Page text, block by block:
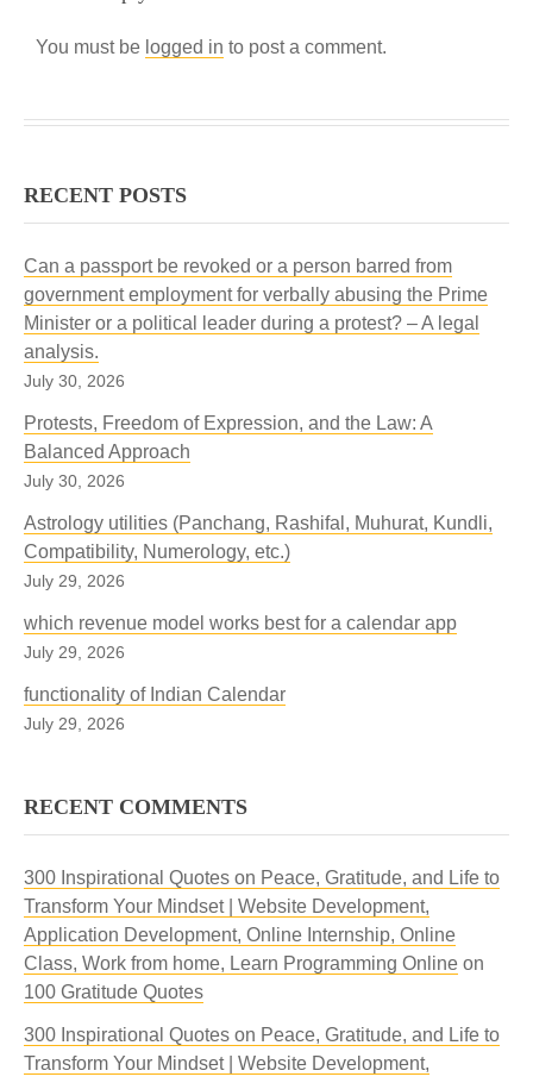
You must be logged in to post a comment.
RECENT POSTS
Can a passport be revoked or a person barred from
government employment for verbally abusing the Prime
Minister or a political leader during a protest? – A legal
analysis.
July 30, 2026
Protests, Freedom of Expression, and the Law: A
Balanced Approach
July 30, 2026
Astrology utilities (Panchang, Rashifal, Muhurat, Kundli,
Compatibility, Numerology, etc.)
July 29, 2026
which revenue model works best for a calendar app
July 29, 2026
functionality of Indian Calendar
July 29, 2026
RECENT COMMENTS
300 Inspirational Quotes on Peace, Gratitude, and Life to
Transform Your Mindset | Website Development,
Application Development, Online Internship, Online
Class, Work from home, Learn Programming Online on
100 Gratitude Quotes
300 Inspirational Quotes on Peace, Gratitude, and Life to
Transform Your Mindset | Website Development,